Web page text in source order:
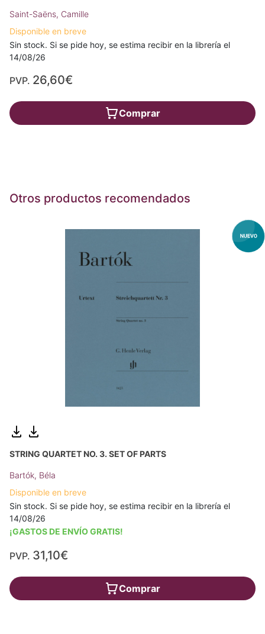
Saint-Saëns, Camille
Disponible en breve
Sin stock. Si se pide hoy, se estima recibir en la librería el
14/08/26
PVP. 26,60€
Comprar
Otros productos recomendados
STRING QUARTET NO. 3. SET OF PARTS
Bartók, Béla
Disponible en breve
Sin stock. Si se pide hoy, se estima recibir en la librería el
14/08/26
¡GASTOS DE ENVÍO GRATIS!
PVP. 31,10€
Comprar